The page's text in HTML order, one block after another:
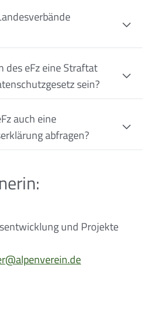
des eFz eine Straftat
sein?
auch eine
abfragen?
und Projekte